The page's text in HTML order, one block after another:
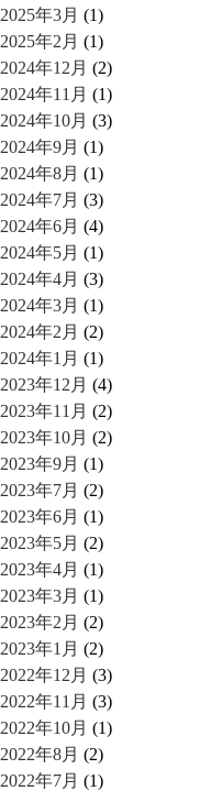
2025年3月 (1)
2025年2月 (1)
2024年12月 (2)
2024年11月 (1)
2024年10月 (3)
2024年9月 (1)
2024年8月 (1)
2024年7月 (3)
2024年6月 (4)
2024年5月 (1)
2024年4月 (3)
2024年3月 (1)
2024年2月 (2)
2024年1月 (1)
2023年12月 (4)
2023年11月 (2)
2023年10月 (2)
2023年9月 (1)
2023年7月 (2)
2023年6月 (1)
2023年5月 (2)
2023年4月 (1)
2023年3月 (1)
2023年2月 (2)
2023年1月 (2)
2022年12月 (3)
2022年11月 (3)
2022年10月 (1)
2022年8月 (2)
2022年7月 (1)